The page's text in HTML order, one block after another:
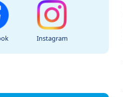
Instagram